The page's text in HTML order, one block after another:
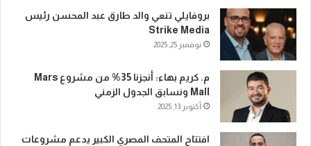
بروفايلي تنعي والد طارق عبد المحسن رئيس
Strike Media
نوفمبر 25, 2025
م. كريم بهاء: أنجزنا 35% من مشروع Mars
Mall ونسابق الجدول الزمني
أكتوبر 13, 2025
افتتاح المتحف المصري الكبير يدعم مشروعات